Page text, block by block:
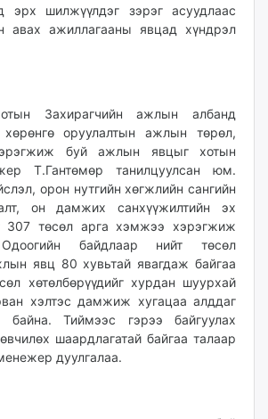
эрх шилжүүлдэг зэрэг асуудлаас
авах ажиллагааны явцад хүндрэл
Захирагчийн ажлын албанд
оруулалтын ажлын төрөл,
буй ажлын явцыг хотын
Т.Гантөмөр танилцуулсан юм.
орон нутгийн хөгжлийн сангийн
он дамжих санхүүжилтийн эх
307 төсөл арга хэмжээ хэрэгжиж
байдлаар нийт төсөл
явц 80 хувьтай явагдаж байгаа
хөтөлбөрүүдийг хурдан шуурхай
хэлтэс дамжиж хугацаа алддаг
байна. Тиймээс гэрээ байгуулах
шаардлагатай байгаа талаар
дуулгалаа.